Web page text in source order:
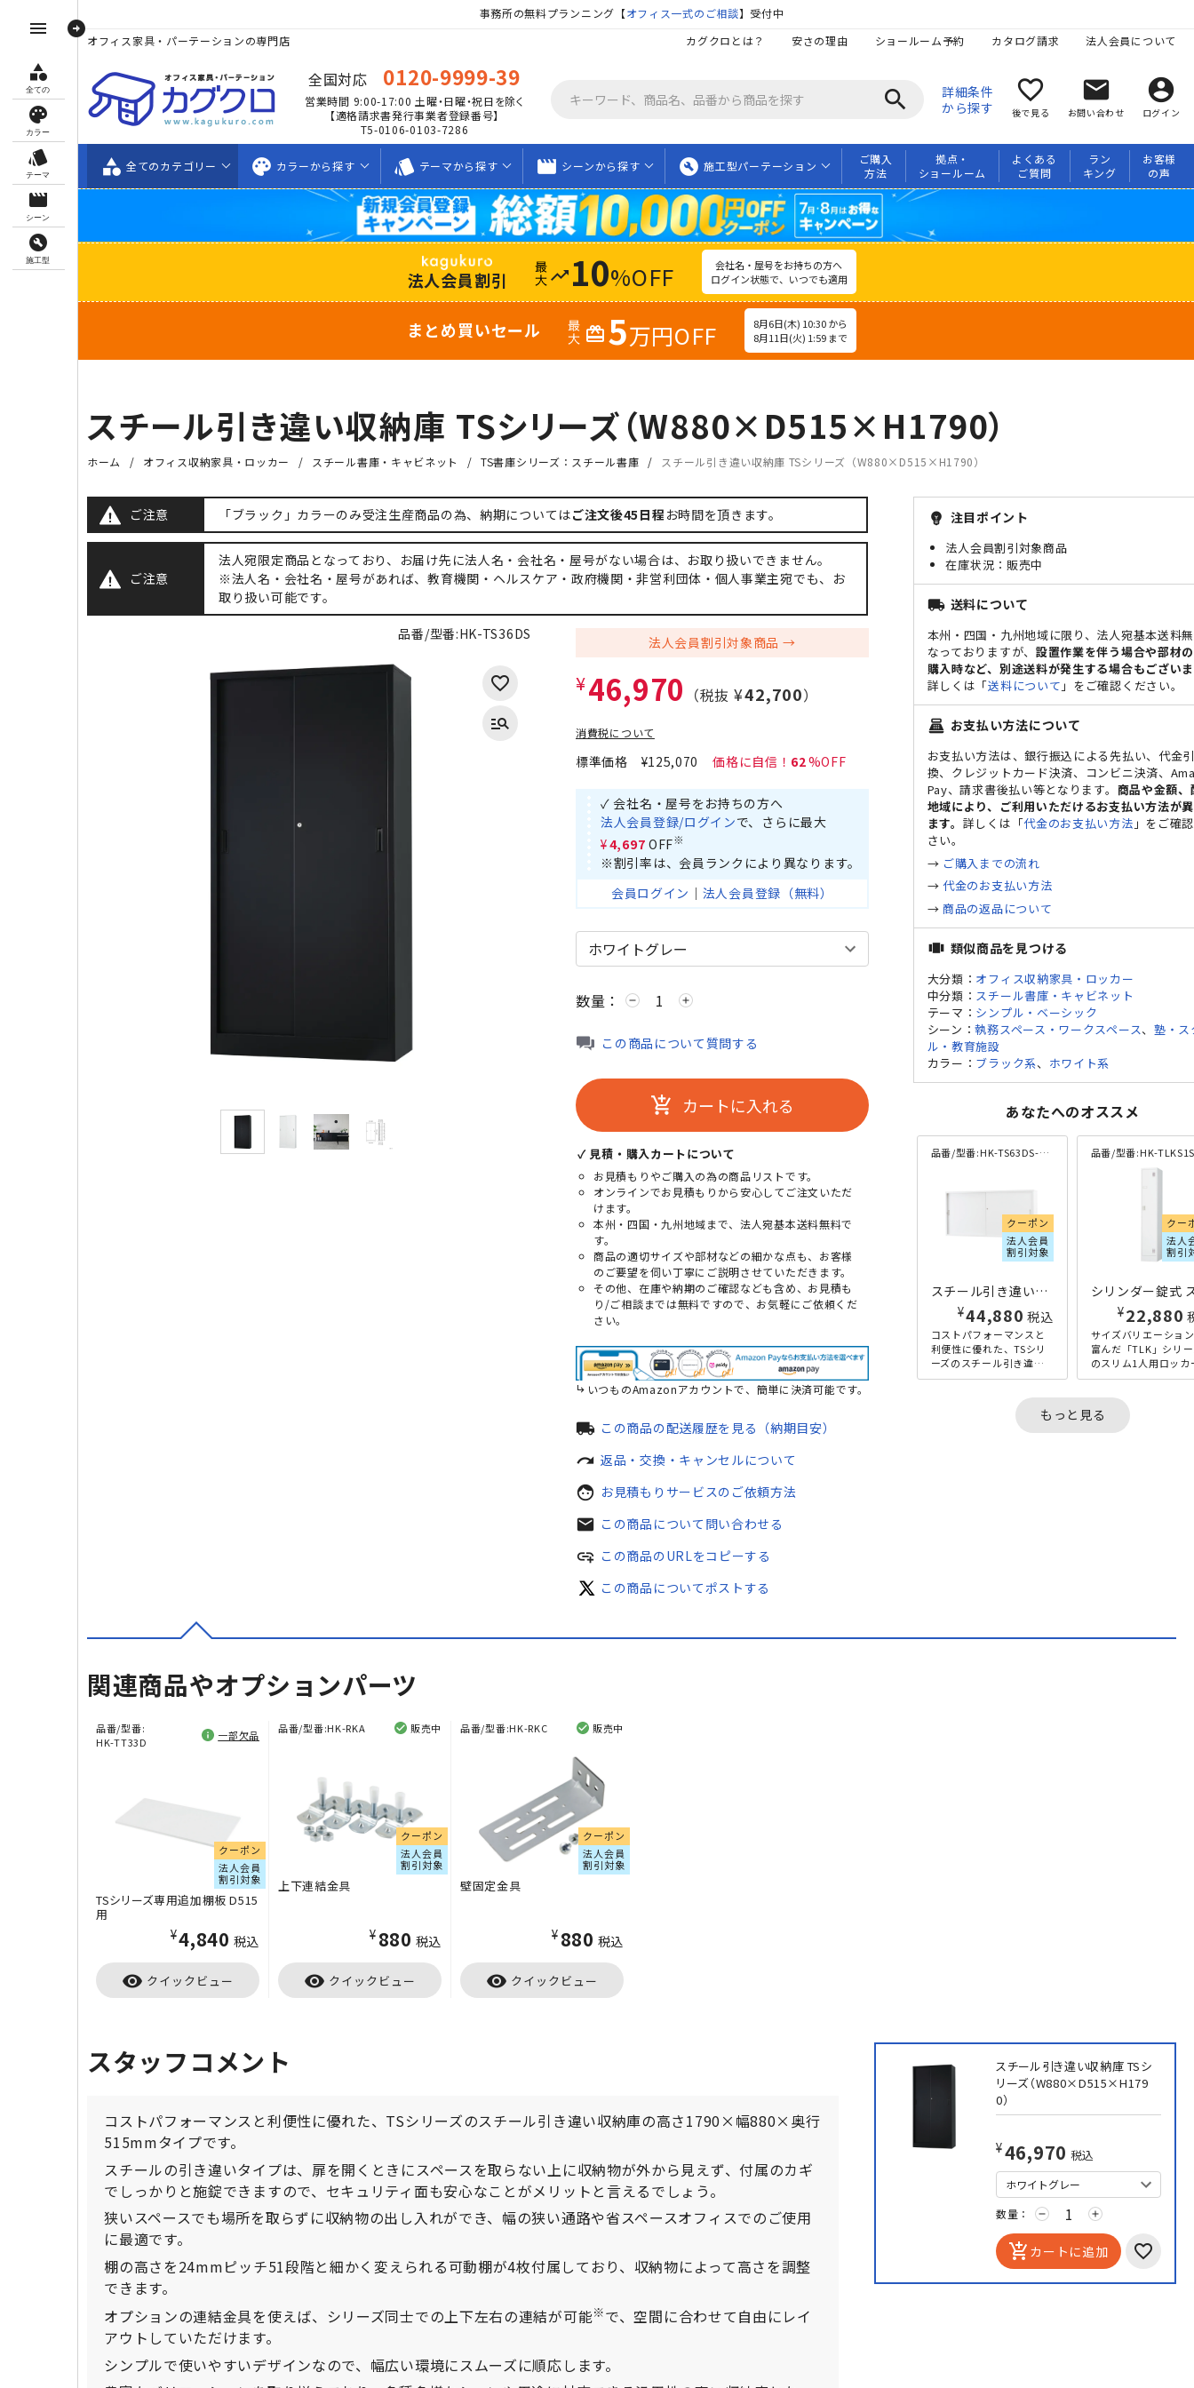
menu arrow_circle_right
category
全ての
palette
カラー
style
テーマ
movie_creation
シーン
build_circle
施工型
事務所の無料プランニング【オフィス一式のご相談】受付中
オフィス家具・パーテーションの専門店
カグクロとは？ 安さの理由 ショールーム予約 カタログ請求 法人会員について
全国対応 0120-9999-39
営業時間 9:00-17:00 土曜・日曜・祝日を除く
【適格請求書発行事業者登録番号】
T5-0106-0103-7286
search
詳細条件
から探す
favorite_border
後で見る
mail
お問い合わせ
account_circle
ログイン
category 全てのカテゴリー palette カラーから探す style テーマから探す movie_creation シーンから探す build_circle 施工型パーテーション
ご購入
方法
拠点・
ショールーム
よくある
ご質問
ラン
キング
お客様
の声
法人会員割引 trending_up 10%OFF
会社名・屋号をお持ちの方へ
ログイン状態で、いつでも適用
まとめ買いセール redeem 5万円OFF
8月6日(木) 10:30 から
8月11日(火) 1:59 まで
スチール引き違い収納庫 TSシリーズ（W880×D515×H1790）
ホーム オフィス収納家具・ロッカー スチール書庫・キャビネット TS書庫シリーズ：スチール書庫 スチール引き違い収納庫 TSシリーズ（W880×D515×H1790）
ご注意 「ブラック」カラーのみ受注生産商品の為、納期についてはご注文後45日程お時間を頂きます。
ご注意
法人宛限定商品となっており、お届け先に法人名・会社名・屋号がない場合は、お取り扱いできません。
※法人名・会社名・屋号があれば、教育機関・ヘルスケア・政府機関・非営利団体・個人事業主宛でも、お
取り扱い可能です。
品番/型番:HK-TS36DS 法人会員割引対象商品
¥46,970 （税抜 ¥42,700）
消費税について
標準価格 ¥125,070 62
✓ 会社名・屋号をお持ちの方へ
法人会員登録/ログインで、さらに最大
¥4,697 OFF※
※割引率は、会員ランクにより異なります。
会員ログイン ｜ 法人会員登録（無料）
数量： remove add
この商品について質問する
add_shopping_cart カートに入れる
✓ 見積・購入カートについて
お見積もりやご購入の為の商品リストです。
オンラインでお見積もりから安心してご注文いただ
けます。
本州・四国・九州地域まで、法人宛基本送料無料で
す。
商品の適切サイズや部材などの細かな点も、お客様
のご要望を伺い丁寧にご説明させていただきます。
その他、在庫や納期のご確認なども含め、お見積も
り/ご相談までは無料ですので、お気軽にご依頼くだ
さい。
いつものAmazonアカウントで、簡単に決済可能です。
local_shipping この商品の配送履歴を見る（納期目安）
redo 返品・交換・キャンセルについて
face お見積もりサービスのご依頼方法
mail この商品について問い合わせる
add_link この商品のURLをコピーする
この商品についてポストする
emoji_objects 注目ポイント
法人会員割引対象商品
販売中
local_shipping 送料について
本州・四国・九州地域に限り、法人宛基本送料
なっておりますが、 設置作業を伴う場合や部材
購入時など、別途送料が発生する場合もござい
詳しくは「送料について 」をご確認ください。
point_of_sale お支払い方法について
お支払い方法は、銀行振込による先払い、代金
換、クレジットカード決済、コンビニ決済、
Pay、請求書後払い等となります。 商品や金額、
地域により、ご利用いただけるお支払い方法が
ます。 詳しくは「代金のお支払い方法 」をご確
さい。
→ ご購入までの流れ
→代金のお支払い方法
→ 商品の返品について
view_carousel 類似商品を見つける
大分類： オフィス収納家具・ロッカー
中分類： スチール書庫・キャビネット
テーマ： シンプル・ベーシック
シーン：執務スペース・ワークスペース、 塾・ス
ル・教育施設
カラー： ブラック系、 ホワイト系
あなたへのオススメ
品番/型番:HK-TS63DS-WG
クーポン
法人会員
割引対象
スチール引き違い収納庫 TSシリーズ W1760×D515×H880 ホワイト
¥44,880 税込
コストパフォーマンスと
利便性に優れた、TSシリ
ーズのスチール引き違い
収納庫の高さ880×幅
プです。スチールの引
品番/型番:HK-TLKS1S-
クー
法人
割引
¥22,880
サイズバリエーショ
富んだ「TLK」シリ
のスリム1人用ロッカ
シリンダー錠タイプで
ーのサイズと同様の
イズ...
もっと見る
関連商品やオプションパーツ
品番/型番:
HK-TT33D
一部欠品
クーポン
法人会員
割引対象
TSシリーズ専用追加棚板 D515
用
¥4,840 税込
visibility クイックビュー
品番/型番:HK-RKA 販売中
クーポン
法人会員
割引対象
上下連結金具
¥880 税込
visibility クイックビュー
品番/型番:HK-RKC 販売中
クーポン
法人会員
割引対象
壁固定金具
¥880 税込
visibility クイックビュー
スタッフコメント
コストパフォーマンスと利便性に優れた、TSシリーズのスチール引き違い収納庫の高さ1790×幅880×奥行
515mmタイプです。
スチールの引き違いタイプは、扉を開くときにスペースを取らない上に収納物が外から見えず、付属のカギ
でしっかりと施錠できますので、セキュリティ面も安心なことがメリットと言えるでしょう。
狭いスペースでも場所を取らずに収納物の出し入れができ、幅の狭い通路や省スペースオフィスでのご使用
に最適です。
棚の高さを24mmピッチ51段階と細かく変えられる可動棚が4枚付属しており、収納物によって高さを調整
できます。
オプションの連結金具を使えば、シリーズ同士での上下左右の連結が可能※で、空間に合わせて自由にレイ
アウトしていただけます。
シンプルで使いやすいデザインなので、幅広い環境にスムーズに順応します。
スチール引き違い収納庫 TSシ
リーズ（W880×D515×H179
0）
¥46,970 税込
数量： remove add
add_shopping_cart カートに追加